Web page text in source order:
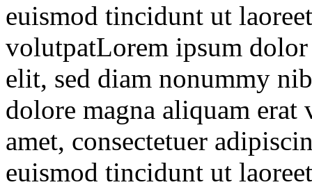
euismod tincidunt ut
volutpatLorem ipsum
elit, sed diam nonummy
dolore magna aliquam
amet, consectetuer
euismod tincidunt ut